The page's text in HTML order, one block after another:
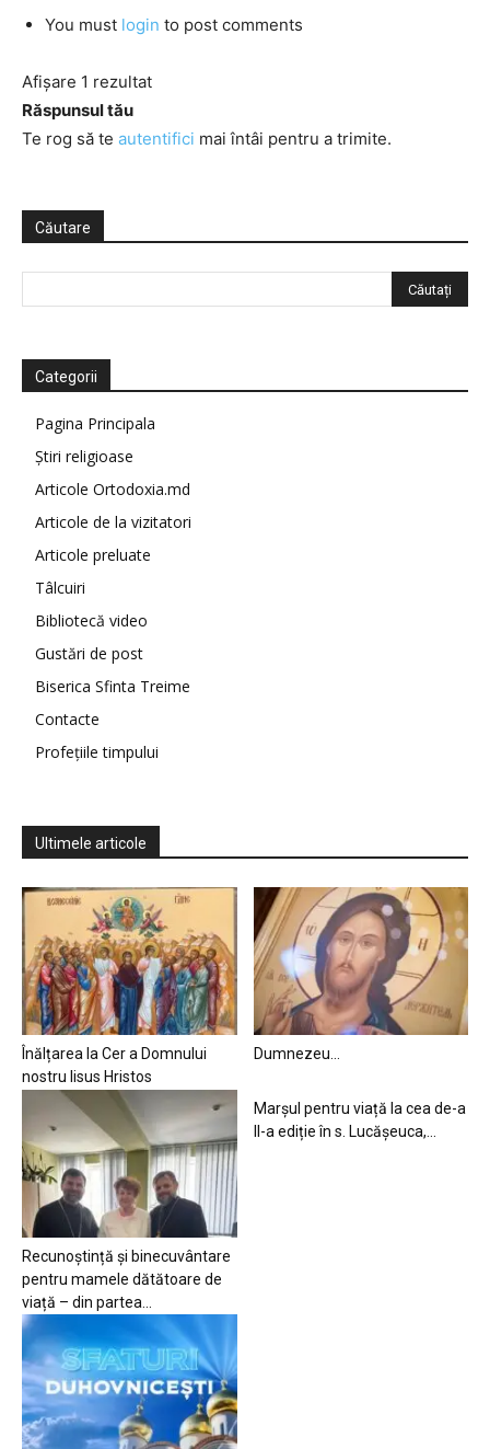
You must login to post comments
Afișare 1 rezultat
Răspunsul tău
Te rog să te autentifici mai întâi pentru a trimite.
Căutare
Categorii
Pagina Principala
Știri religioase
Articole Ortodoxia.md
Articole de la vizitatori
Articole preluate
Tâlcuiri
Bibliotecă video
Gustări de post
Biserica Sfinta Treime
Contacte
Profețiile timpului
Ultimele articole
Înălțarea la Cer a Domnului
nostru Iisus Hristos
Dumnezeu…
Recunoștință și binecuvântare
pentru mamele dătătoare de
viață – din partea...
Marșul pentru viață la cea de-a
II-a ediție în s. Lucășeuca,...